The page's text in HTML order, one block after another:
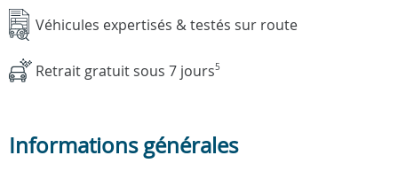
Véhicules expertisés & testés sur route
Retrait gratuit sous 7 jours5
Informations générales